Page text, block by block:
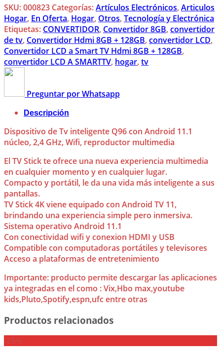
SKU:000823 Categorías:Artículos Electrónicos, Articulos
Hogar, En Oferta, Hogar, Otros, Tecnología y Electrónica
Etiquetas: CONVERTIDOR, Convertidor 8GB, convertidor
de tv, Convertidor Hdmi 8GB + 128GB, convertidor LCD,
Convertidor LCD a Smart TV Hdmi 8GB + 128GB,
convertidor LCD A SMARTTV, hogar, tv
Preguntar por Whatsapp
Descripción
Dispositivo de Tv inteligente Q96 con Android 11.1
núcleo, 2,4 GHz, Wifi, reproductor multimedia
El TV Stick te ofrece una nueva experiencia multimedia
en cualquier momento y en cualquier lugar.
Compacto y portátil, le da una vida más inteligente a sus
pantallas.
TV Stick 4K viene equipado con Android TV 11,
brindando una experiencia simple pero inmersiva.
Sistema operativo Android 11.1
Con conectividad wifi y conexion HDMI y USB
Compatible con computadoras portátiles y televisores
Acceso a plataformas de entretenimiento
Importante: producto permite descargar las aplicaciones
ya integradas en el como : Vix,Hbo max,youtube
kids,Pluto,Spotify,espn,ufc entre otras
Productos relacionados